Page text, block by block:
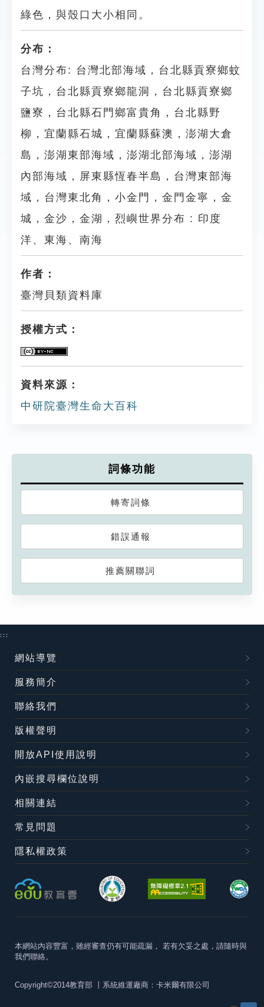
綠色，與殼口大小相同。
分布：
台灣分布: 台灣北部海域，台北縣貢寮鄉蚊
子坑，台北縣貢寮鄉龍洞，台北縣貢寮鄉
鹽寮，台北縣石門鄉富貴角，台北縣野
柳，宜蘭縣石城，宜蘭縣蘇澳，澎湖大倉
島，澎湖東部海域，澎湖北部海域，澎湖
內部海域，屏東縣恆春半島，台灣東部海
域，台灣東北角，小金門，金門金寧，金
城，金沙，金湖，烈嶼世界分布 : 印度
洋、東海、南海
作者：
臺灣貝類資料庫
授權方式：
資料來源：
中研院臺灣生命大百科
詞條功能
轉寄詞條
錯誤通報
推薦關聯詞
:::
網站導覽
服務簡介
聯絡我們
版權聲明
開放API使用說明
內嵌搜尋欄位說明
相關連結
常見問題
隱私權政策
本網站內容豐富，雖經審查仍有可能疏漏， 若有欠妥之處，請隨時與
我們聯絡。
Copyright©2014教育部 丨系統維運廠商：卡米爾有限公司